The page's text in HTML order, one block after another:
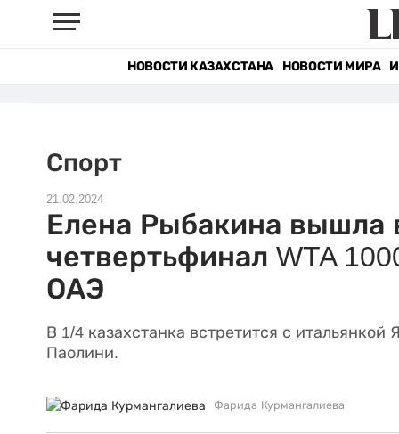
НОВОСТИ КАЗАХСТАНА НОВОСТИ МИРА
Спорт
21.02.2024
Елена Рыбакина вышла
четвертьфинал WTA
ОАЭ
В 1/4 казахстанка встретится с итальянкой
Паолини.
Фарида Курмангалиева